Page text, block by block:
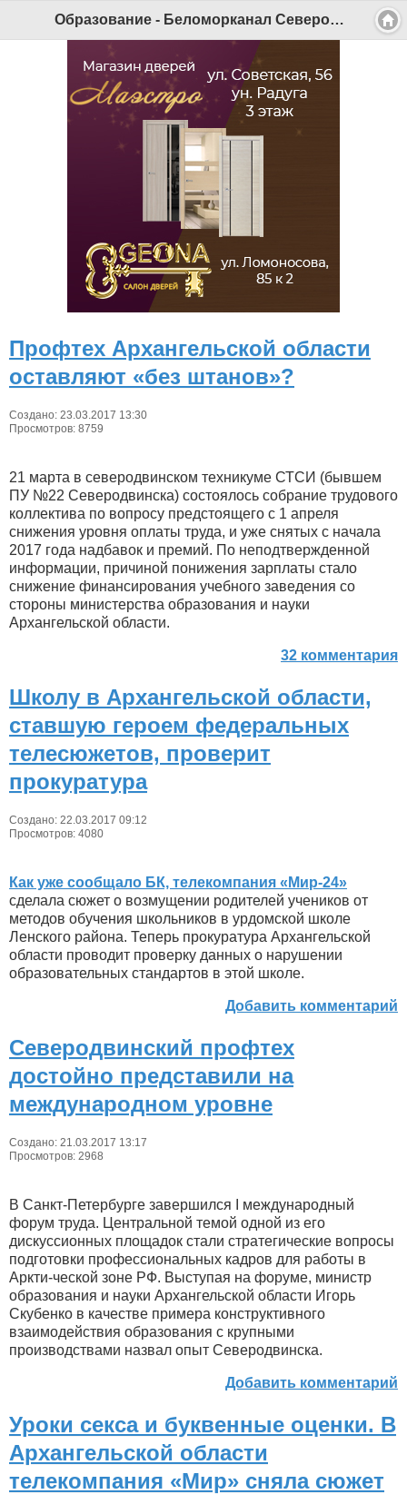
Образование - Беломорканал Северодвинск tv29.ru
Профтех Архангельской области
оставляют «без штанов»?
Создано: 23.03.2017 13:30
Просмотров: 8759
21 марта в северодвинском техникуме СТСИ (бывшем
ПУ №22 Северодвинска) состоялось собрание трудового
коллектива по вопросу предстоящего с 1 апреля
снижения уровня оплаты труда, и уже снятых с начала
2017 года надбавок и премий. По неподтвержденной
информации, причиной понижения зарплаты стало
снижение финансирования учебного заведения со
стороны министерства образования и науки
Архангельской области.
32 комментария
Школу в Архангельской области,
ставшую героем федеральных
телесюжетов, проверит
прокуратура
Создано: 22.03.2017 09:12
Просмотров: 4080
Как уже сообщало БК, телекомпания «Мир-24»
сделала сюжет о возмущении родителей учеников от
методов обучения школьников в урдомской школе
Ленского района. Теперь прокуратура Архангельской
области проводит проверку данных о нарушении
образовательных стандартов в этой школе.
Добавить комментарий
Северодвинский профтех
достойно представили на
международном уровне
Создано: 21.03.2017 13:17
Просмотров: 2968
В Санкт-Петербурге завершился I международный
форум труда. Центральной темой одной из его
дискуссионных площадок стали стратегические вопросы
подготовки профессиональных кадров для работы в
Аркти-ческой зоне РФ. Выступая на форуме, министр
образования и науки Архангельской области Игорь
Скубенко в качестве примера конструктивного
взаимодействия образования с крупными
производствами назвал опыт Северодвинска.
Добавить комментарий
Уроки секса и буквенные оценки. В
Архангельской области
телекомпания «Мир» сняла сюжет